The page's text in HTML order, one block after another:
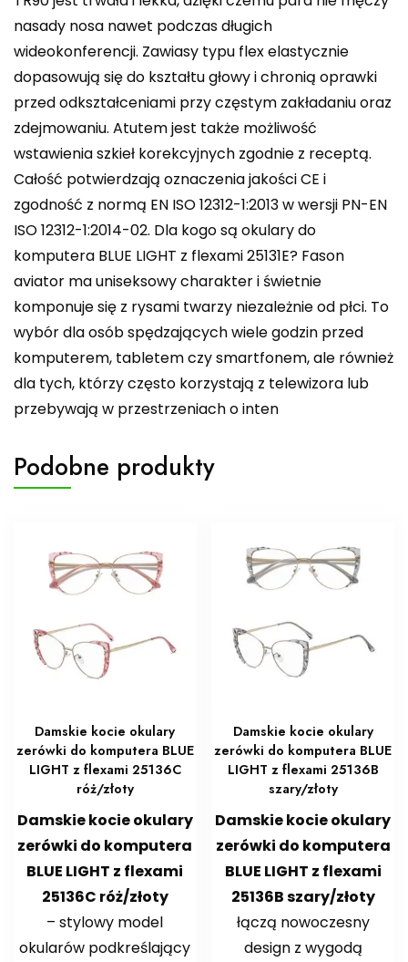
nasady nosa nawet podczas długich
wideokonferencji. Zawiasy typu flex elastycznie
dopasowują się do kształtu głowy i chronią oprawki
przed odkształceniami przy częstym zakładaniu oraz
zdejmowaniu. Atutem jest także możliwość
wstawienia szkieł korekcyjnych zgodnie z receptą.
Całość potwierdzają oznaczenia jakości CE i
zgodność z normą EN ISO 12312-1:2013 w wersji PN-EN
ISO 12312-1:2014-02. Dla kogo są okulary do
komputera BLUE LIGHT z flexami 25131E? Fason
aviator ma uniseksowy charakter i świetnie
komponuje się z rysami twarzy niezależnie od płci. To
wybór dla osób spędzających wiele godzin przed
komputerem, tabletem czy smartfonem, ale również
dla tych, którzy często korzystają z telewizora lub
przebywają w przestrzeniach o inten
Podobne produkty
Damskie kocie okulary
zerówki do komputera BLUE
LIGHT z flexami 25136C
róż/złoty
Damskie kocie okulary
zerówki do komputera
BLUE LIGHT z flexami
25136C róż/złoty
– stylowy model
okularów podkreślający
Damskie kocie okulary
zerówki do komputera BLUE
LIGHT z flexami 25136B
szary/złoty
Damskie kocie okulary
zerówki do komputera
BLUE LIGHT z flexami
25136B szary/złoty
łączą nowoczesny
design z wygodą